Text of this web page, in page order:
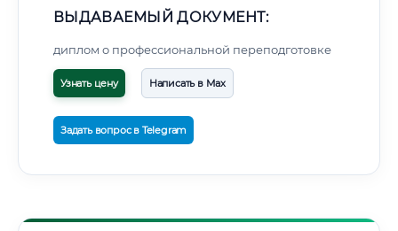
ВЫДАВАЕМЫЙ ДОКУМЕНТ:
диплом о профессиональной переподготовке
Узнать цену Написать в Max
Задать вопрос в Telegram